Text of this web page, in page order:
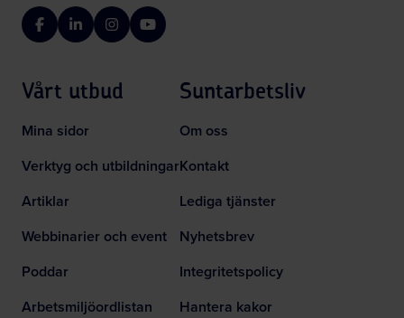
FacebookLinkedInInstagramYouTube
Vårt utbud
Mina sidor
Verktyg och utbildningar
Artiklar
Webbinarier och event
Poddar
Arbetsmiljöordlistan
Suntarbetsliv
Om oss
Kontakt
Lediga tjänster
Nyhetsbrev
Integritetspolicy
Hantera kakor